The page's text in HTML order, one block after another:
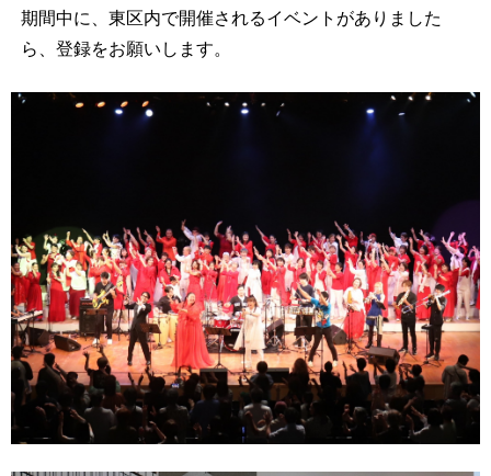
期間中に、東区内で開催されるイベントがありました
ら、登録をお願いします。